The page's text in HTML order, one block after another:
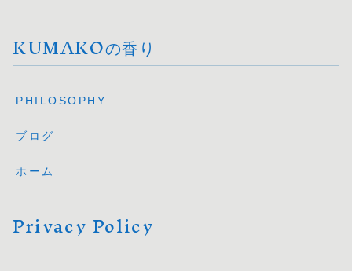
KUMAKOの香り
PHILOSOPHY
ブログ
ホーム
Privacy Policy